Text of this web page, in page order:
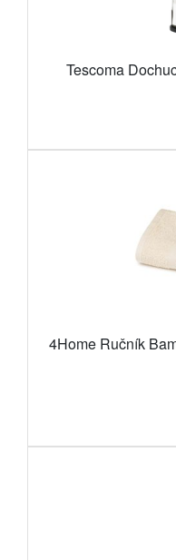
Tescoma
4Home Ručník